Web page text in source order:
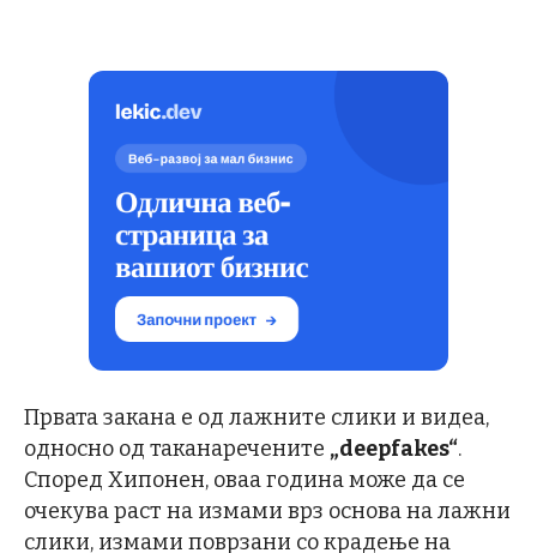
Првата закана е од лажните слики и видеа,
односно од таканаречените „deepfakes“.
Според Хипонен, оваа година може да се
очекува раст на измами врз основа на лажни
слики, измами поврзани со крадење на